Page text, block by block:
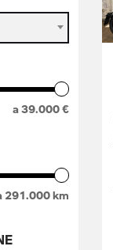
a39.000€
291.000km